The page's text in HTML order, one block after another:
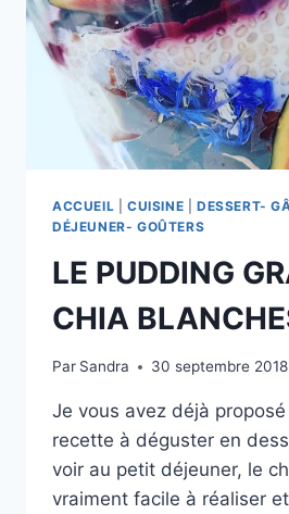
ACCUEIL CUISINE
DESSERT-
DÉJEUNER- GOÛTERS
LE PUDDING
CHIA
Par Sandra 30 septembre 2018
Je vous avez déjà
recette à déguster en
voir au petit déjeuner, le
vraiment facile à réaliser